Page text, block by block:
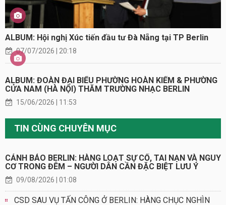
ALBUM: Hội nghị Xúc tiến đầu tư Đà Nẵng tại TP Berlin
07/07/2026 | 20:18
ALBUM: ĐOÀN ĐẠI BIỂU PHƯỜNG HOÀN KIẾM & PHƯỜNG
CỬA NAM (HÀ NỘI) THĂM TRƯỜNG NHẠC BERLIN
15/06/2026 | 11:53
TIN CÙNG CHUYÊN MỤC
CẢNH BÁO BERLIN: HÀNG LOẠT SỰ CỐ, TAI NẠN VÀ NGUY
CƠ TRONG ĐÊM – NGƯỜI DÂN CẦN ĐẶC BIỆT LƯU Ý
09/08/2026 | 01:08
CSD SAU VỤ TẤN CÔNG Ở BERLIN: HÀNG CHỤC NGHÌN